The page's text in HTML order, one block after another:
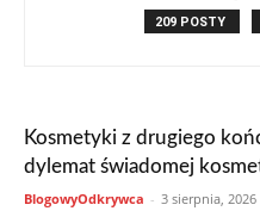
209 POSTY
Kosmetyki z drugiego
dylemat świadomej
BlogowyOdkrywca - 3 sierpnia, 2026